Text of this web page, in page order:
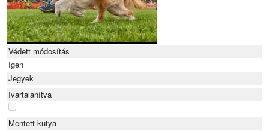
Védett módosítás
Igen
Jegyek
Ivartalanítva
Mentett kutya